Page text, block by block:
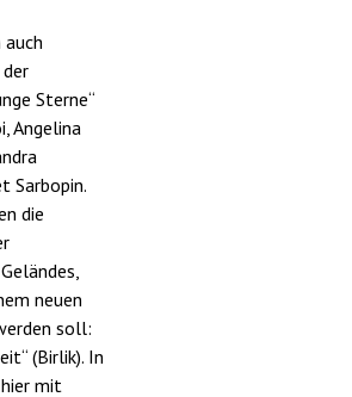
Sterne“
Angelina
Sarbopin.
die
neuen
soll:
(Birlik). In
mit